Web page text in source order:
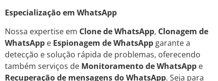
Especialização em WhatsApp
Nossa expertise em Clone de WhatsApp, Clonagem de
WhatsApp e Espionagem de WhatsApp garante a
detecção e solução rápida de problemas, oferecendo
também serviços de Monitoramento de WhatsApp e
Recuperação de mensagens do WhatsApp. Seja para